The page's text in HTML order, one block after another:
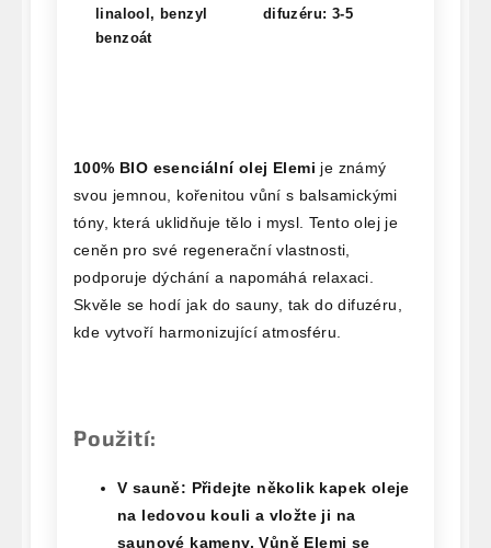
linalool, benzyl
benzoát
difuzéru: 3-5
100% BIO esenciální olej Elemi je známý
svou jemnou, kořenitou vůní s balsamickými
tóny, která uklidňuje tělo i mysl. Tento olej je
ceněn pro své regenerační vlastnosti,
podporuje dýchání a napomáhá relaxaci.
Skvěle se hodí jak do sauny, tak do difuzéru,
kde vytvoří harmonizující atmosféru.
Použití:
V sauně: Přidejte několik kapek oleje
na ledovou kouli a vložte ji na
saunové kameny. Vůně Elemi se